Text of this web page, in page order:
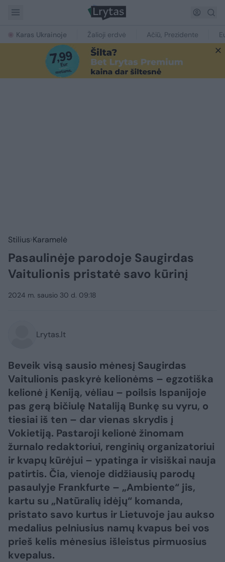
Karas Ukrainoje Žalioji erdvė Ačiū, Prezidente
Stilius Karamelė
Pasaulinėje parodoje Saugirdas
Vaitulionis pristatė savo kūrinį
2024 m. sausio 30 d. 09:18
Lrytas.lt
Beveik visą sausio mėnesį Saugirdas
Vaitulionis paskyrė kelionėms – egzotiška
kelionė į Keniją, vėliau – poilsis Ispanijoje
pas gerą bičiulę Nataliją Bunkę su vyru, o
tiesiai iš ten – dar vienas skrydis į
Vokietiją. Pastaroji kelionė žinomam
žurnalo redaktoriui, renginių organizatoriui
ir kvapų kūrėjui – ypatinga ir visiškai nauja
patirtis. Čia, vienoje didžiausių parodų
pasaulyje Frankfurte – „Ambiente“ jis,
kartu su „Natūralių idėjų“ komanda,
pristato savo kurtus ir Lietuvoje jau aukso
medalius pelniusius namų kvapus bei vos
prieš kelis mėnesius išleistus pirmuosius
kvepalus.